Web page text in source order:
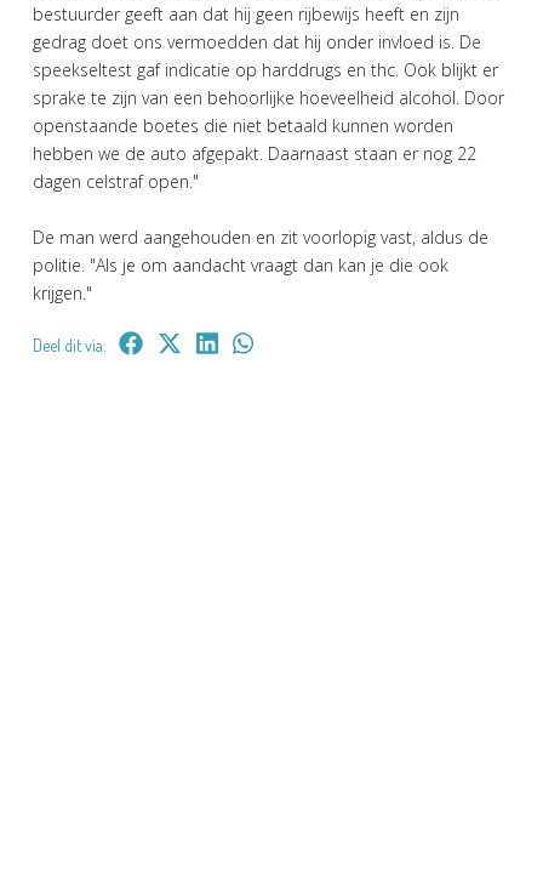
bestuurder geeft aan dat hij geen rijbewijs heeft en zijn
gedrag doet ons vermoedden dat hij onder invloed is. De
speekseltest gaf indicatie op harddrugs en thc. Ook blijkt er
sprake te zijn van een behoorlijke hoeveelheid alcohol. Door
openstaande boetes die niet betaald kunnen worden
hebben we de auto afgepakt. Daarnaast staan er nog 22
dagen celstraf open."
De man werd aangehouden en zit voorlopig vast, aldus de
politie. "Als je om aandacht vraagt dan kan je die ook
krijgen."
Deel dit via: